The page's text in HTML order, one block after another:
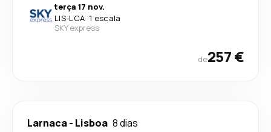
terça 17 nov.
LIS-LCA· 1 escala
SKY express
de257 €
Larnaca- Lisboa 8 dias